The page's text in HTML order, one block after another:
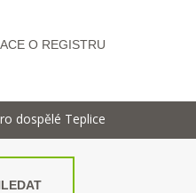
O REGISTRU
dospělé Teplice